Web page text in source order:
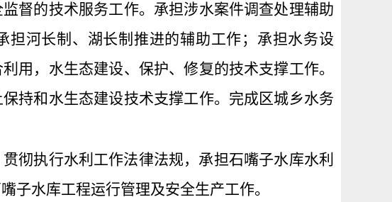
督的技术服务工作。承担涉水案件调查处理辅助
担河长制、湖长制推进的辅助工作；承担水务设
用，水生态建设、保护、修复的技术支撑工作。
持和水生态建设技术支撑工作。完成区城乡水务
贯彻执行水利工作法律法规，承担石嘴子水库水利
子水库工程运行管理及安全生产工作。